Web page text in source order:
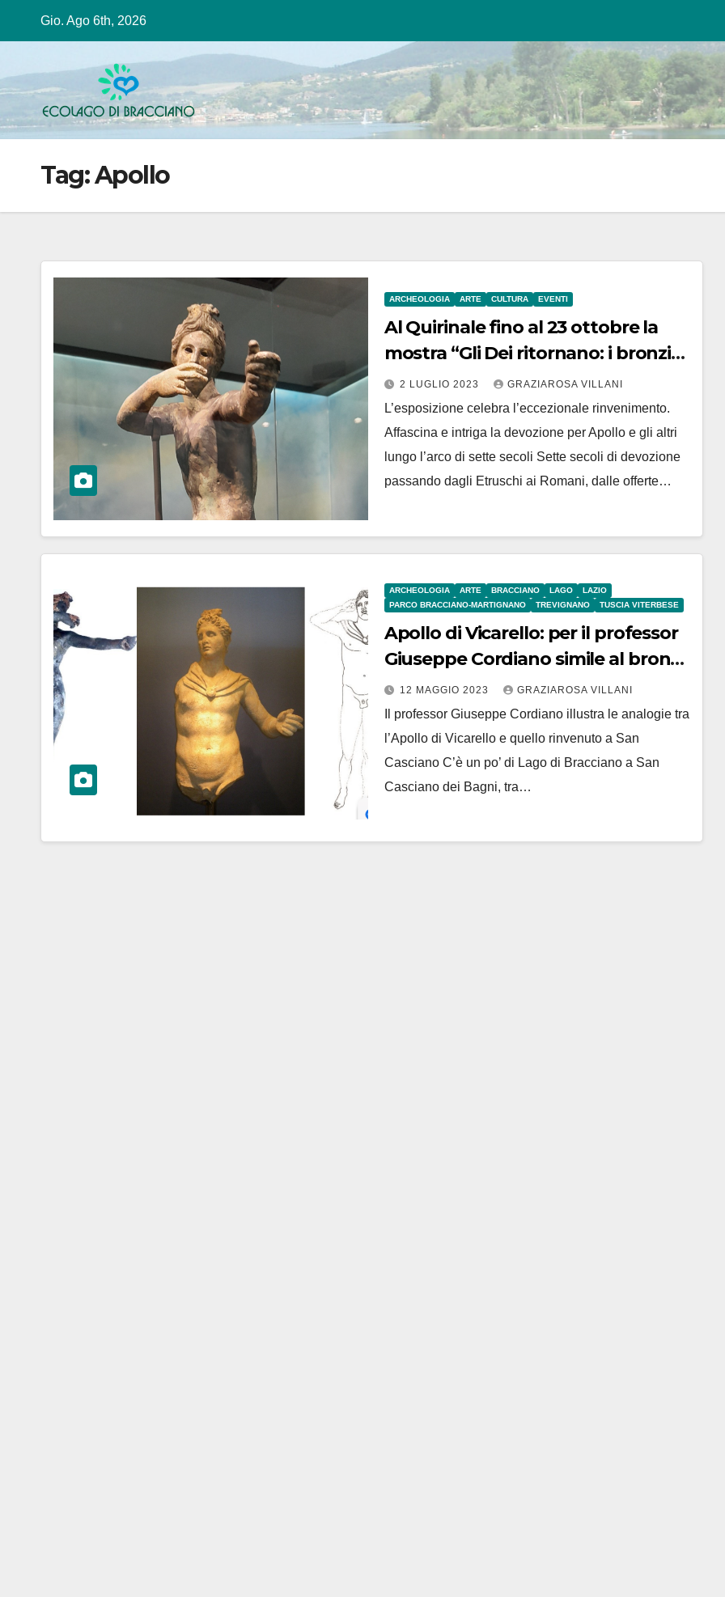
Gio. Ago 6th, 2026
Tag:Apollo
ARCHEOLOGIA ARTE CULTURA EVENTI
Al Quirinale fino al 23 ottobre la
mostra “Gli Dei ritornano: i bronzi
di San Casciano”
2 LUGLIO 2023 GRAZIAROSA VILLANI
L’esposizione celebra l’eccezionale rinvenimento.
Affascina e intriga la devozione per Apollo e gli altri
lungo l’arco di sette secoli Sette secoli di devozione
passando dagli Etruschi ai Romani, dalle offerte…
ARCHEOLOGIA ARTE BRACCIANO LAGO
LAZIO
PARCO BRACCIANO-MARTIGNANO
TREVIGNANO TUSCIA VITERBESE
Apollo di Vicarello: per il professor
Giuseppe Cordiano simile al bronzo
rinvenuto a San Casciano
12 MAGGIO 2023 GRAZIAROSA VILLANI
Il professor Giuseppe Cordiano illustra le analogie tra
l’Apollo di Vicarello e quello rinvenuto a San
Casciano C’è un po’ di Lago di Bracciano a San
Casciano dei Bagni, tra…